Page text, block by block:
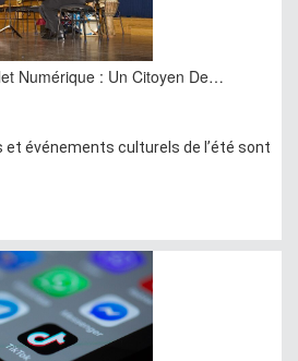
Numérique : Un Citoyen De…
événements culturels de l’été sont